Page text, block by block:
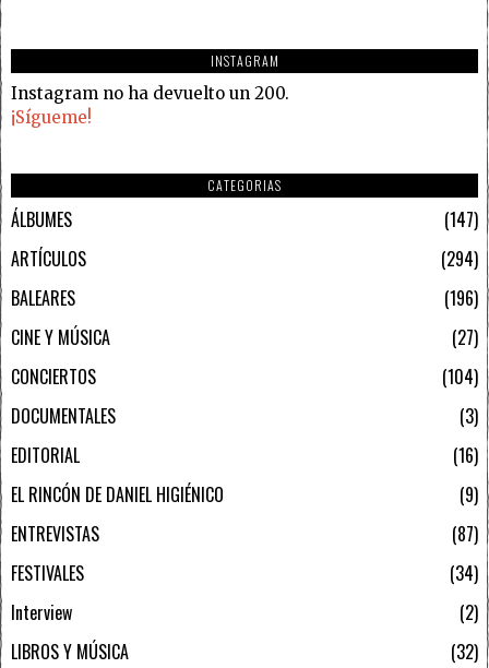
INSTAGRAM
Instagram no ha devuelto un 200.
¡Sígueme!
CATEGORIAS
ÁLBUMES
147
ARTÍCULOS
294
BALEARES
196
CINE Y MÚSICA
27
CONCIERTOS
104
DOCUMENTALES
3
EDITORIAL
16
EL RINCÓN DE DANIEL HIGIÉNICO
9
ENTREVISTAS
87
FESTIVALES
34
Interview
2
LIBROS Y MÚSICA
32